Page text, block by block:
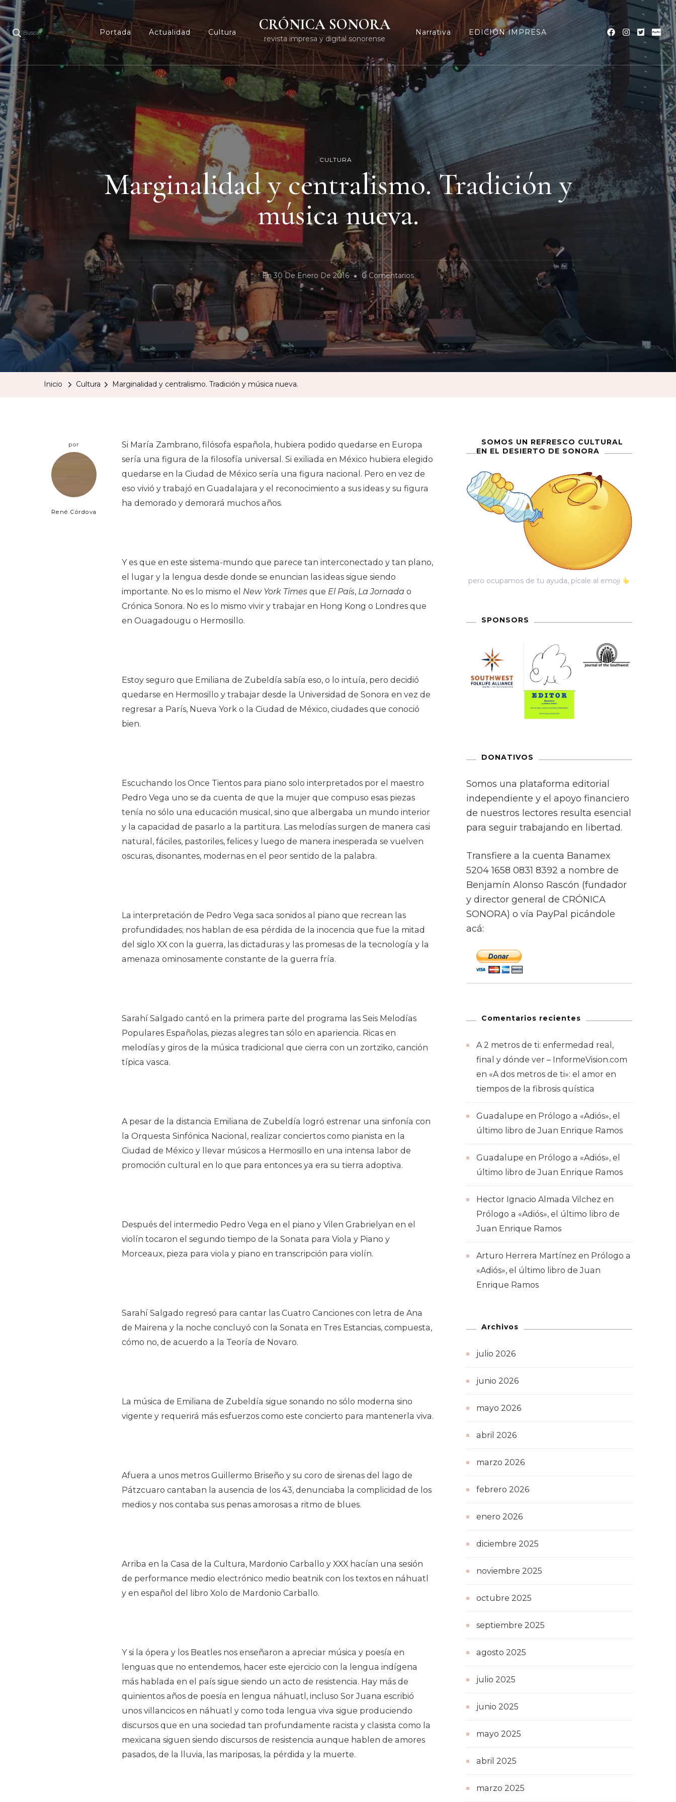
Buscar Portada Actualidad Cultura CRÓNICA SONORA
revista impresa y digital sonorense
Narrativa EDICIÓN IMPRESA
CULTURA
Marginalidad y centralismo. Tradición y
música nueva.
En 30 De Enero De 2016 0 ComentariosEn
Marginalidad
Y
Centralismo.
Tradición
Y
Inicio Cultura Marginalidad y centralismo. Tradición y música nueva.
por
René Córdova
Si María Zambrano, filósofa española, hubiera podido quedarse en Europa
sería una figura de la filosofía universal. Si exiliada en México hubiera elegido
quedarse en la Ciudad de México sería una figura nacional. Pero en vez de
eso vivió y trabajó en Guadalajara y el reconocimiento a sus ideas y su figura
ha demorado y demorará muchos años.
Y es que en este sistema-mundo que parece tan interconectado y tan plano,
el lugar y la lengua desde donde se enuncian las ideas sigue siendo
importante. No es lo mismo el New York Times que El País, La Jornada o
Crónica Sonora. No es lo mismo vivir y trabajar en Hong Kong o Londres que
en Ouagadougu o Hermosillo.
Estoy seguro que Emiliana de Zubeldía sabía eso, o lo intuía, pero decidió
quedarse en Hermosillo y trabajar desde la Universidad de Sonora en vez de
regresar a París, Nueva York o la Ciudad de México, ciudades que conoció
bien.
Escuchando los Once Tientos para piano solo interpretados por el maestro
Pedro Vega uno se da cuenta de que la mujer que compuso esas piezas
tenía no sólo una educación musical, sino que albergaba un mundo interior
y la capacidad de pasarlo a la partitura. Las melodías surgen de manera casi
natural, fáciles, pastoriles, felices y luego de manera inesperada se vuelven
oscuras, disonantes, modernas en el peor sentido de la palabra.
La interpretación de Pedro Vega saca sonidos al piano que recrean las
profundidades; nos hablan de esa pérdida de la inocencia que fue la mitad
del siglo XX con la guerra, las dictaduras y las promesas de la tecnología y la
amenaza ominosamente constante de la guerra fría.
Sarahí Salgado cantó en la primera parte del programa las Seis Melodías
Populares Españolas, piezas alegres tan sólo en apariencia. Ricas en
melodías y giros de la música tradicional que cierra con un zortziko, canción
típica vasca.
A pesar de la distancia Emiliana de Zubeldía logró estrenar una sinfonía con
la Orquesta Sinfónica Nacional, realizar conciertos como pianista en la
Ciudad de México y llevar músicos a Hermosillo en una intensa labor de
promoción cultural en lo que para entonces ya era su tierra adoptiva.
Después del intermedio Pedro Vega en el piano y Vilen Grabrielyan en el
violín tocaron el segundo tiempo de la Sonata para Viola y Piano y
Morceaux, pieza para viola y piano en transcripción para violín.
Sarahí Salgado regresó para cantar las Cuatro Canciones con letra de Ana
de Mairena y la noche concluyó con la Sonata en Tres Estancias, compuesta,
cómo no, de acuerdo a la Teoría de Novaro.
La música de Emiliana de Zubeldía sigue sonando no sólo moderna sino
vigente y requerirá más esfuerzos como este concierto para mantenerla viva.
Afuera a unos metros Guillermo Briseño y su coro de sirenas del lago de
Pátzcuaro cantaban la ausencia de los 43, denunciaba la complicidad de los
medios y nos contaba sus penas amorosas a ritmo de blues.
Arriba en la Casa de la Cultura, Mardonio Carballo y XXX hacían una sesión
de performance medio electrónico medio beatnik con los textos en náhuatl
y en español del libro Xolo de Mardonio Carballo.
Y si la ópera y los Beatles nos enseñaron a apreciar música y poesía en
lenguas que no entendemos, hacer este ejercicio con la lengua indígena
más hablada en el país sigue siendo un acto de resistencia. Hay más de
quinientos años de poesía en lengua náhuatl, incluso Sor Juana escribió
unos villancicos en náhuatl y como toda lengua viva sigue produciendo
discursos que en una sociedad tan profundamente racista y clasista como la
mexicana siguen siendo discursos de resistencia aunque hablen de amores
pasados, de la lluvia, las mariposas, la pérdida y la muerte.
SOMOS UN REFRESCO CULTURAL
EN EL DESIERTO DE SONORA
pero ocupamos de tu ayuda, pícale al emoji
SPONSORS
DONATIVOS
Somos una plataforma editorial
independiente y el apoyo financiero
de nuestros lectores resulta esencial
para seguir trabajando en libertad.
Transfiere a la cuenta Banamex
5204 1658 0831 8392 a nombre de
Benjamín Alonso Rascón (fundador
y director general de CRÓNICA
SONORA) o vía PayPal picándole
acá:
Comentarios recientes
A 2 metros de ti: enfermedad real,
final y dónde ver – InformeVision.com
en «A dos metros de ti»: el amor en
tiempos de la fibrosis quística
Guadalupe en Prólogo a «Adiós», el
último libro de Juan Enrique Ramos
Guadalupe en Prólogo a «Adiós», el
último libro de Juan Enrique Ramos
Hector Ignacio Almada Vilchez en
Prólogo a «Adiós», el último libro de
Juan Enrique Ramos
Arturo Herrera Martínez en Prólogo a
«Adiós», el último libro de Juan
Enrique Ramos
Archivos
julio 2026
junio 2026
mayo 2026
abril 2026
marzo 2026
febrero 2026
enero 2026
diciembre 2025
noviembre 2025
octubre 2025
septiembre 2025
agosto 2025
julio 2025
junio 2025
mayo 2025
abril 2025
marzo 2025